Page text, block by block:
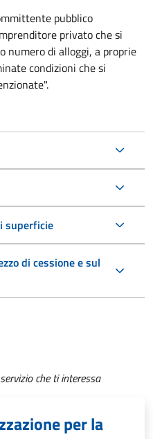
pubblico
privato che si
numero di alloggi, a proprie
condizioni che si
superficie
di cessione e sul
che ti interessa
per la